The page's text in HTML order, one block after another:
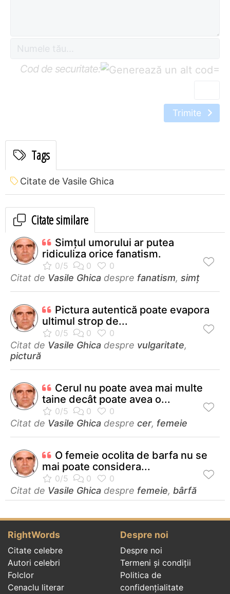
Cod de securitate: =
Trimite
Tags
Citate de Vasile Ghica
Citate similare
Simţul umorului ar putea
ridiculiza orice fanatism.
Citat de Vasile Ghica despre fanatism, simț
Pictura autentică poate evapora
ultimul strop de...
Citat de Vasile Ghica despre vulgaritate,
pictură
Cerul nu poate avea mai multe
taine decât poate avea o...
Citat de Vasile Ghica despre cer, femeie
O femeie ocolita de barfa nu se
mai poate considera...
Citat de Vasile Ghica despre femeie, bârfă
RightWords
Citate celebre
Autori celebri
Folclor
Cenaclu literar
Despre noi
Despre noi
Termeni și condiții
Politica de
confidenţialitate